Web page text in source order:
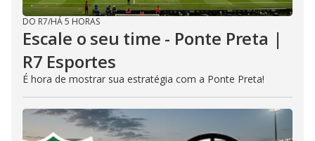
DO R7/HÁ 5 HORAS
Escale o seu time - Ponte Preta |
R7 Esportes
É hora de mostrar sua estratégia com a Ponte Preta!